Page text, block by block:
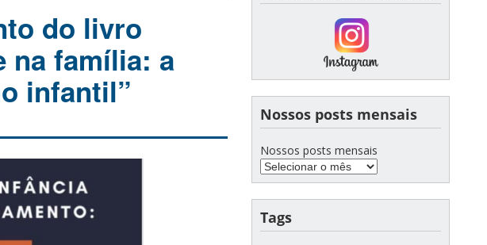
do livro
na família: a
infantil”
Nossos posts mensais
Nossos posts mensais
Tags